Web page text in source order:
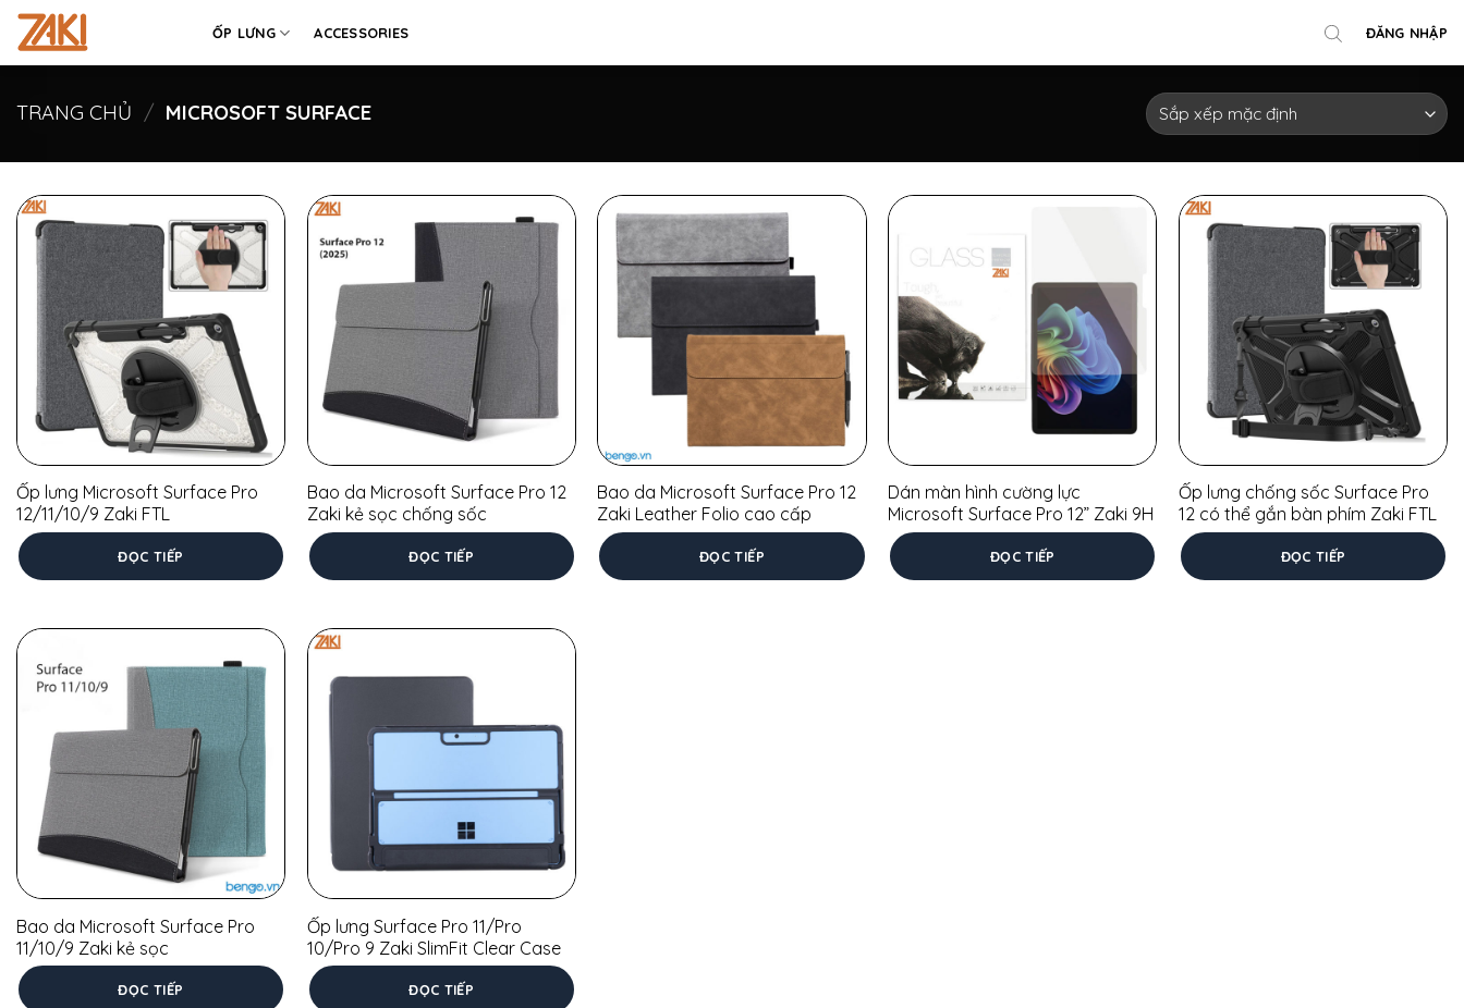
Chuyển
đến
nội
ỐP LƯNG ACCESSORIES ĐĂNG NHẬP
TRANG CHỦ / MICROSOFT SURFACE
Ốp lưng Microsoft Surface Pro
12/11/10/9 Zaki FTL
ĐỌC TIẾP
Bao da Microsoft Surface Pro 12
Zaki kẻ sọc chống sốc
ĐỌC TIẾP
Bao da Microsoft Surface Pro 12
Zaki Leather Folio cao cấp
ĐỌC TIẾP
Dán màn hình cường lực
Microsoft Surface Pro 12” Zaki 9H
ĐỌC TIẾP
Ốp lưng chống sốc Surface Pro
12 có thể gắn bàn phím Zaki FTL
ĐỌC TIẾP
Bao da Microsoft Surface Pro
11/10/9 Zaki kẻ sọc
ĐỌC TIẾP
Ốp lưng Surface Pro 11/Pro
10/Pro 9 Zaki SlimFit Clear Case
ĐỌC TIẾP